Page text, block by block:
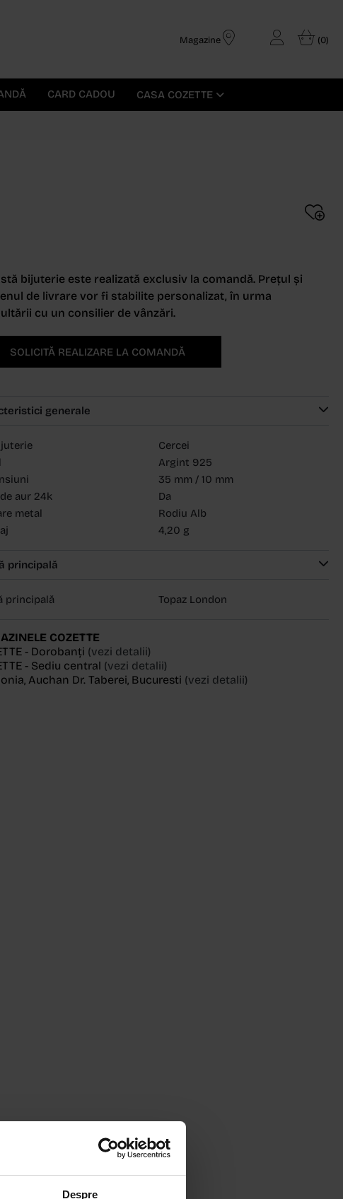
Despre
Magazine (0)
CARD CADOU CASA COZETTE
bijuterie este realizată exclusiv la comandă. Prețul și
de livrare vor fi stabilite personalizat, în urma
cu un consilier de vânzări.
SOLICITĂ REALIZARE LA COMANDĂ
generale
Cercei
Argint 925
35 mm / 10 mm
aur 24k
Da
metal
Rodiu Alb
4,20 g
principală
principală Topaz London
COZETTE
- Dorobanți (vezi detalii)
- Sediu central (vezi detalii)
Auchan Dr. Taberei, Bucuresti (vezi detalii)